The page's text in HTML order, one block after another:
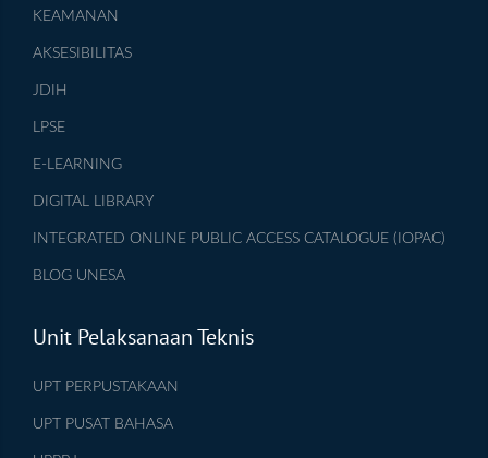
KEAMANAN
AKSESIBILITAS
JDIH
LPSE
E-LEARNING
DIGITAL LIBRARY
INTEGRATED ONLINE PUBLIC ACCESS CATALOGUE (IOPAC)
BLOG UNESA
Unit Pelaksanaan Teknis
UPT PERPUSTAKAAN
UPT PUSAT BAHASA